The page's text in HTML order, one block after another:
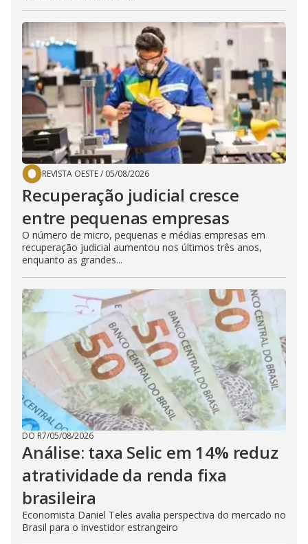
REVISTA OESTE/ 05/08/2026
Recuperação judicial cresce
entre pequenas empresas
O número de micro, pequenas e médias empresas em
recuperação judicial aumentou nos últimos três anos,
enquanto as grandes...
DO R7/05/08/2026
Análise: taxa Selic em 14% reduz
atratividade da renda fixa
brasileira
Economista Daniel Teles avalia perspectiva do mercado no
Brasil para o investidor estrangeiro